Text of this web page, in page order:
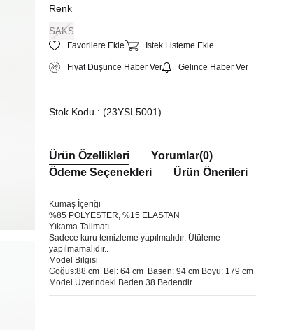
Renk
SAKS
Favorilere Ekle İstek Listeme Ekle
Fiyat Düşünce Haber Ver Gelince Haber Ver
Stok Kodu (23YSL5001)
Ürün Özellikleri Yorumlar(0)
Ödeme Seçenekleri
Ürün Önerileri
Kumaş İçeriği
%85 POLYESTER, %15 ELASTAN
Yıkama Talimatı
Sadece kuru temizleme yapılmalıdır. Ütüleme
yapılmamalıdır..
Model Bilgisi
Göğüs:88 cm Bel: 64 cm Basen: 94 cm Boyu: 179 cm
Model Üzerindeki Beden 38 Bedendir